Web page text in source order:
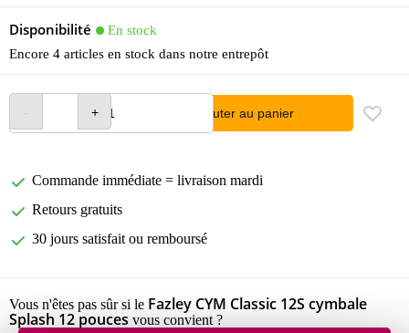
Disponibilité
En stock
Encore 4 articles en stock dans notre entrepôt
Ajouter au panier
Commande immédiate = livraison mardi
Retours gratuits
30 jours satisfait ou remboursé
Vous n'êtes pas sûr si le Fazley CYM Classic 12S cymbale
Splash 12 pouces vous convient ?